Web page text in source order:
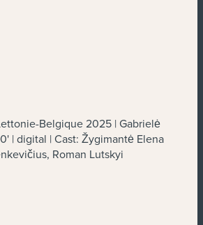
Belgique 2025 | Gabrielė
| digital | Cast: Žygimantė Elena
Roman Lutskyi